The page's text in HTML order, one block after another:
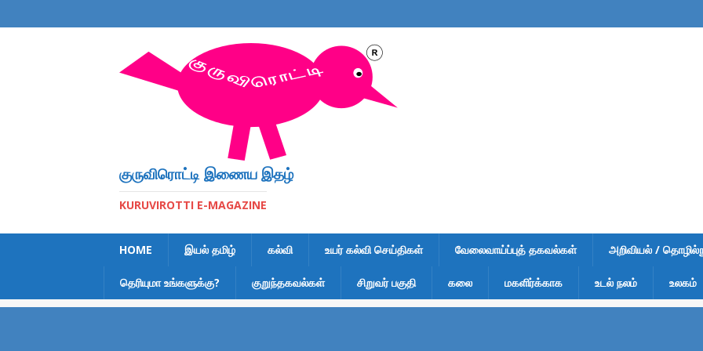
குருவிரொட்டி இணைய இதழ்
KURUVIROTTI E-MAGAZINE
HOME இயல் தமிழ் கல்வி உயர் கல்வி செய்திகள் வேலைவாய்ப்புத் தகவல்கள் அறிவியல் /
தெரியுமா உங்களுக்கு? குறுந்தகவல்கள் சிறுவர் பகுதி கலை மகளிர்க்காக உடல் நலம் உலகம்